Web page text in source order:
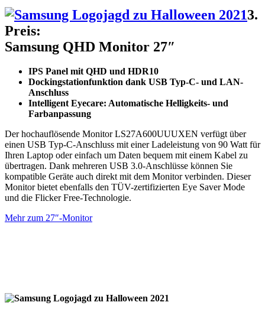
3.
Preis:
Samsung QHD Monitor 27″
IPS Panel mit QHD und HDR10
Dockingstationfunktion dank USB Typ-C- und LAN-
Anschluss
Intelligent Eyecare: Automatische Helligkeits- und
Farbanpassung
Der hochauflösende Monitor LS27A600UUUXEN verfügt über
einen USB Typ-C-Anschluss mit einer Ladeleistung von 90 Watt für
Ihren Laptop oder einfach um Daten bequem mit einem Kabel zu
übertragen. Dank mehreren USB 3.0-Anschlüsse können Sie
kompatible Geräte auch direkt mit dem Monitor verbinden. Dieser
Monitor bietet ebenfalls den TÜV-zertifizierten Eye Saver Mode
und die Flicker Free-Technologie.
Mehr zum 27″-Monitor